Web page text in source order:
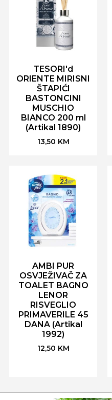
TESORI'd
ORIENTE MIRISNI
ŠTAPIĆI
BASTONCINI
MUSCHIO
BIANCO 200 ml
(Artikal 1890)
13,50 KM
AMBI PUR
OSVJEŽIVAČ ZA
TOALET BAGNO
LENOR
RISVEGLIO
PRIMAVERILE 45
DANA (Artikal
1992)
12,50 KM